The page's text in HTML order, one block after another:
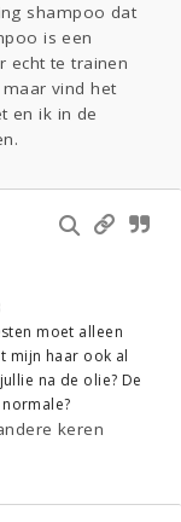
shampoo dat
is een
echt te trainen
vind het
en ik in de
moet alleen
mijn haar ook al
na de olie? De
keren